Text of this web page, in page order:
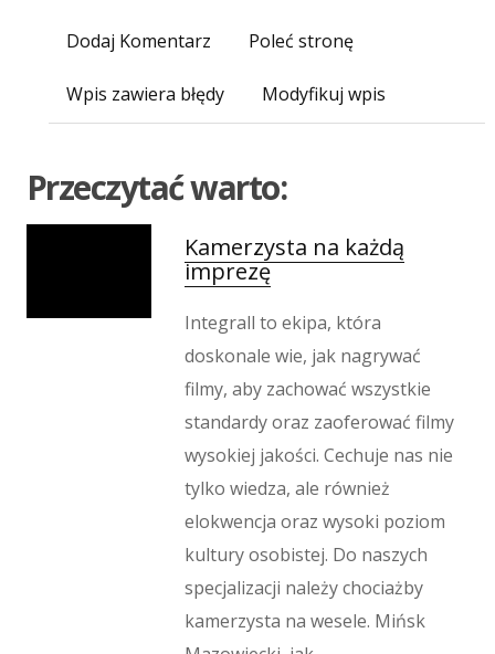
Agencje Reklamowe
Inne Agencje
Wigor
Hobby
Zajęcia Sportowe i Rekreacyjne
Produkcja
Informatyczne
Restauracje, Catering
Fotografia
Adwokaci, Porady Prawne
Ślub i Wesele
Weterynaryjne, Hodowla Zwierząt
Sprzątanie, Porządkowanie
Serwis
Inne Usługi
Odprężenie
Hotele i Noclegi
Podróże
Dodaj Komentarz Poleć stronę
Wpis zawiera błędy Modyfikuj wpis
Przeczytać warto:
Kamerzysta na każdą
imprezę
Integrall to ekipa, która
doskonale wie, jak nagrywać
filmy, aby zachować wszystkie
standardy oraz zaoferować filmy
wysokiej jakości. Cechuje nas nie
tylko wiedza, ale również
elokwencja oraz wysoki poziom
kultury osobistej. Do naszych
specjalizacji należy chociażby
kamerzysta na wesele. Mińsk